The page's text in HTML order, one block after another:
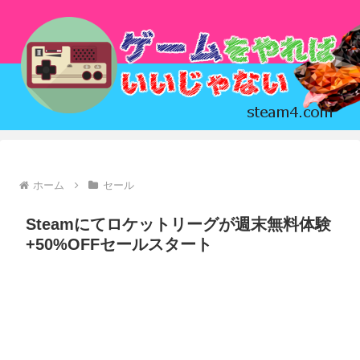
ホーム セール
Steamにてロケットリーグが週末無料体験
+50%OFFセールスタート